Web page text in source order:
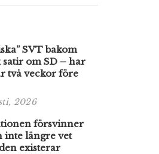
SVT bakom
om SD – har
två veckor före
2026
försvinner
inte längre vet
existerar